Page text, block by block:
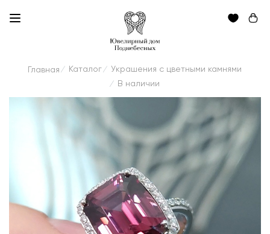
Главная / Каталог / Украшения с цветными камнями
/ В наличии